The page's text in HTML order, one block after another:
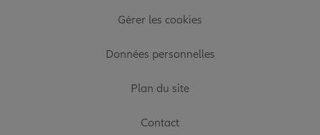
Gérer les cookies
Données personnelles
Plan du site
Contact